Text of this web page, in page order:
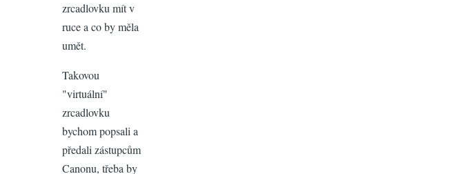
zrcadlovku mít v
ruce a co by měla
umět.
Takovou
"virtuální"
zrcadlovku
bychom popsali a
předali zástupcům
Canonu, třeba by